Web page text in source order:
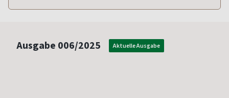
Ausgabe 006/2025 Aktuelle Ausgabe